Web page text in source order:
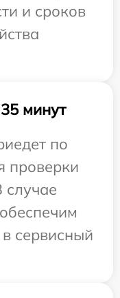
и сроков
минут
по
проверки
случае
сервисный